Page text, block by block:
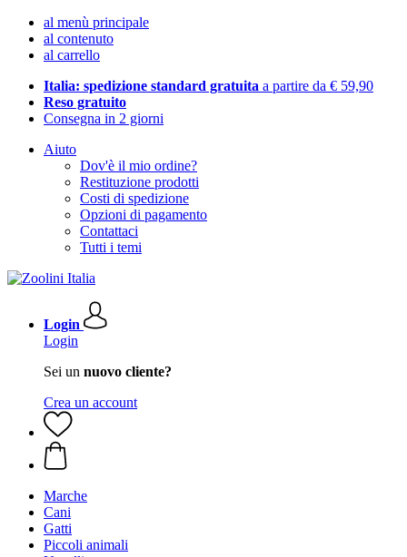
al menù principale
al contenuto
al carrello
Italia: spedizione standard gratuita a partire da € 59,90
Reso gratuito
Consegna in 2 giorni
Aiuto
Dov'è il mio ordine?
Restituzione prodotti
Costi di spedizione
Opzioni di pagamento
Contattaci
Tutti i temi
Login
Login
Sei un nuovo cliente?
Crea un account
Marche
Cani
Gatti
Piccoli animali